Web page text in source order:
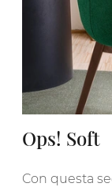
Ops! Soft
Con questa